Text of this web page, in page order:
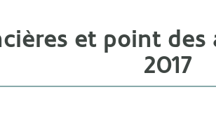
et point des
2017